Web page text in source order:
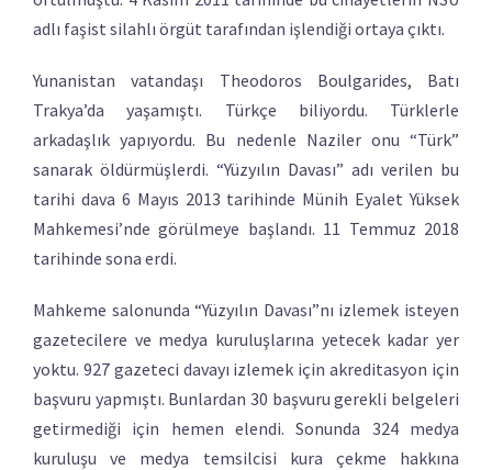
adlı faşist silahlı örgüt tarafından işlendiği ortaya çıktı.
Yunanistan vatandaşı Theodoros Boulgarides, Batı
Trakya’da yaşamıştı. Türkçe biliyordu. Türklerle
arkadaşlık yapıyordu. Bu nedenle Naziler onu “Türk”
sanarak öldürmüşlerdi. “Yüzyılın Davası” adı verilen bu
tarihi dava 6 Mayıs 2013 tarihinde Münih Eyalet Yüksek
Mahkemesi’nde görülmeye başlandı. 11 Temmuz 2018
tarihinde sona erdi.
Mahkeme salonunda “Yüzyılın Davası”nı izlemek isteyen
gazetecilere ve medya kuruluşlarına yetecek kadar yer
yoktu. 927 gazeteci davayı izlemek için akreditasyon için
başvuru yapmıştı. Bunlardan 30 başvuru gerekli belgeleri
getirmediği için hemen elendi. Sonunda 324 medya
kuruluşu ve medya temsilcisi kura çekme hakkına